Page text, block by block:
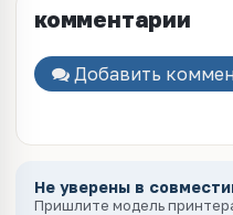
комментарии
Добавить
Не уверены в
Пришлите модель